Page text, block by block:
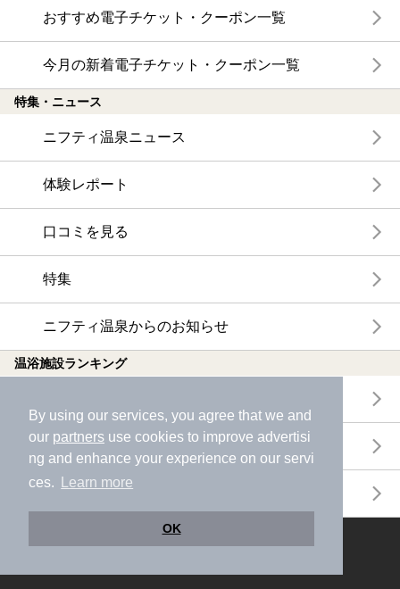
By using our services, you agree that we and
our partners use cookies to improve advertisi
ng and enhance your experience on our servi
ces.
Learn more
OK
おすすめ電子チケット・クーポン一覧
今月の新着電子チケット・クーポン一覧
特集・ニュース
ニフティ温泉ニュース
体験レポート
口コミを見る
特集
ニフティ温泉からのお知らせ
温浴施設ランキング
月間温泉ランキング
サウナランキング
ニフティ温泉公式アカウントをフォローして